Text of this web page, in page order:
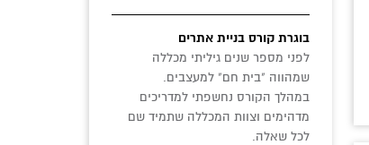
בוגרת קורס בניית אתרים
לפני מספר שנים גיליתי מכללה
שמהווה "בית חם" למעצבים.
במהלך הקורס נחשפתי למדריכים
מדהימים וצוות המכללה שתמיד שם
לכל שאלה.